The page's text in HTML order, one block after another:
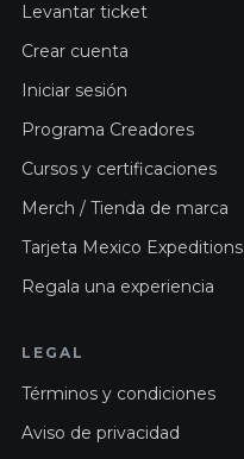
Levantar ticket
Crear cuenta
Iniciar sesión
Programa Creadores
Cursos y certificaciones
Merch / Tienda de marca
Tarjeta Mexico Expeditions
Regala una experiencia
LEGAL
Términos y condiciones
Aviso de privacidad